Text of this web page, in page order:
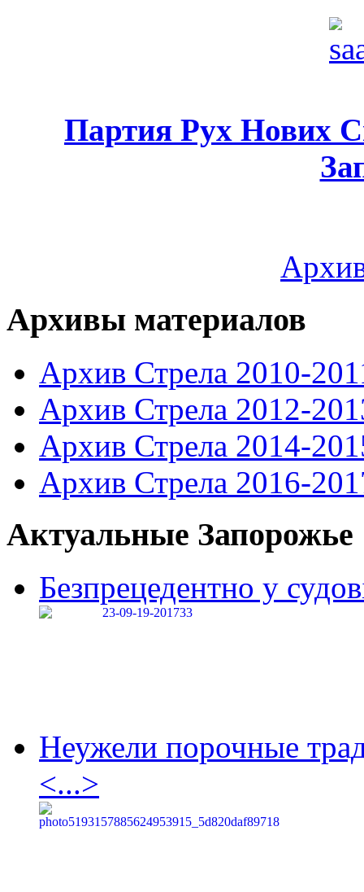
Партия Рух Нових
Архивы материалов
Архив Стрела 2010-
Архив Стрела 2012-
Архив Стрела 2014-
Архив Стрела 2016-
Актуальные Запорожье
Безпрецедентно у
Неужели порочные
<...>